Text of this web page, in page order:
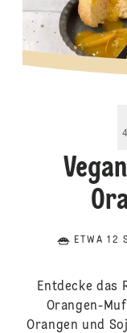
ETWA 12
Entdecke das
Orangen-
Orangen und